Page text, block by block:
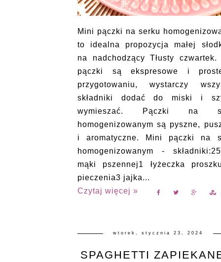
Mini pączki na serku
to idealna propozycja małej
na nadchodzący Tłusty czwartek.
pączki są ekspresowe i
przygotowaniu, wystarczy
składniki dodać do miski i
wymieszać. Pączki na
homogenizowanym są pyszne,
i aromatyczne. Mini pączki na
homogenizowanym -
mąki pszennej1 łyżeczka
pieczenia3 jajka...
Czytaj więcej »
wtorek, stycznia 23, 2024
SPAGHETTI